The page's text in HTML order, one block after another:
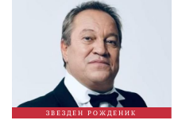
ЗВЕЗДЕН РОЖДЕНИК